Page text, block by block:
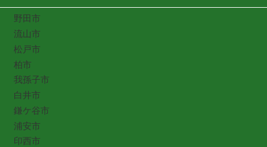
野田市
流山市
松戸市
柏市
我孫子市
白井市
鎌ケ谷市
浦安市
印西市